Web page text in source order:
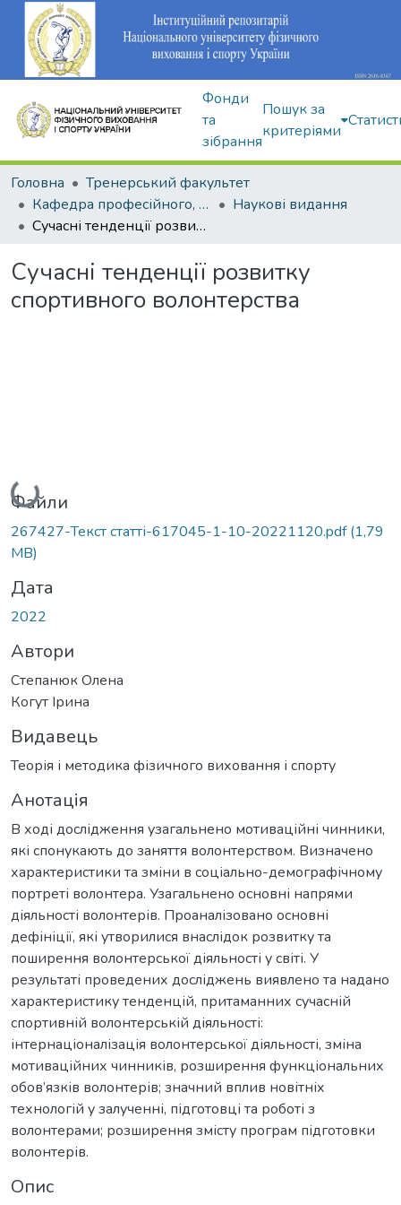
Фонди
та
зібрання
Пошук за
критеріями
Головна
Тренерський факультет
Кафедра професійного, неолімпійського та адаптивного спорту
Наукові видання
Сучасні тенденції розвитку спортивного волонтерства
Сучасні тенденції розвитку
спортивного волонтерства
Вантажиться...
Файли
267427-Текст статті-617045-1-10-20221120.pdf(1,79
MB)
Дата
2022
Автори
Степанюк Олена
Когут Ірина
Видавець
Теорія і методика фізичного виховання і спорту
Анотація
В ході дослідження узагальнено мотиваційні чинники,
які спонукають до заняття волонтерством. Визначено
характеристики та зміни в соціально-демографічному
портреті волонтера. Узагальнено основні напрями
діяльності волонтерів. Проаналізовано основні
дефініції, які утворилися внаслідок розвитку та
поширення волонтерської діяльності у світі. У
результаті проведених досліджень виявлено та надано
характеристику тенденцій, притаманних сучасній
спортивній волонтерській діяльності:
інтернаціоналізація волонтерської діяльності, зміна
мотиваційних чинників, розширення функціональних
обов’язків волонтерів; значний вплив новітніх
технологій у залученні, підготовці та роботі з
волонтерами; розширення змісту програм підготовки
волонтерів.
Опис